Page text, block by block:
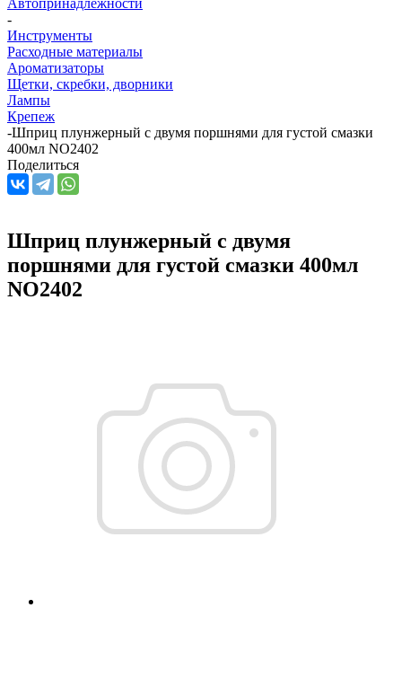
-
Инструменты
Расходные материалы
Ароматизаторы
Щетки, скребки, дворники
Лампы
Крепеж
-Шприц плунжерный с двумя поршнями для густой смазки
400мл NO2402
Поделиться
Шприц плунжерный с двумя
поршнями для густой смазки 400мл
NO2402